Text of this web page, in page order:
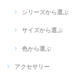
シリーズから選ぶ
サイズから選ぶ
色から選ぶ
アクセサリー